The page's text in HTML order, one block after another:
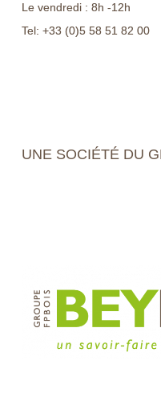
Le vendredi : 8h -12h
Tel: +33 (0)5 58 51 82 00
UNE SOCIÉTÉ DU